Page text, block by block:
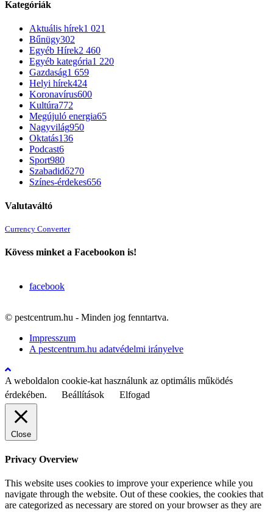
Kategóriák
Aktuális hírek1 021
Bűnügy302
Egyéb Hírek2 460
Egyéb kategória1 220
Gazdaság1 659
Helyi hírek424
Koronavírus600
Kultúra772
Megújuló energia65
Nagyvilág950
Oktatás136
Podcast6
Sport980
Szabadidő270
Színes-érdekes656
Valutaváltó
Currency Converter
Kövess minket a Facebookon is!
facebook
© pestcentrum.hu - Minden jog fenntartva.
Impresszum
A pestcentrum.hu adatvédelmi irányelve
A weboldalon cookie-kat használunk az optimális működés
érdekében.
Beállítások Elfogad
Close
Privacy Overview
This website uses cookies to improve your experience while you
navigate through the website. Out of these cookies, the cookies that
are categorized as necessary are stored on your browser as they are